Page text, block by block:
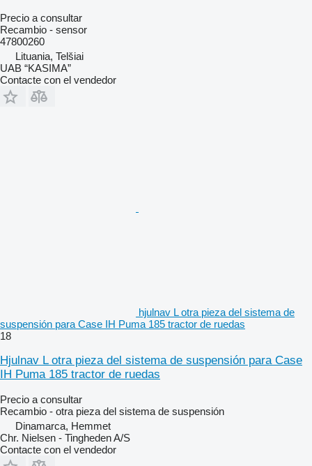
Precio a consultar
Recambio - sensor
47800260
Lituania, Telšiai
UAB “KASIMA”
Contacte con el vendedor
hjulnav L otra pieza del sistema de
suspensión para Case IH Puma 185 tractor de ruedas
18
Hjulnav L otra pieza del sistema de suspensión para Case
IH Puma 185 tractor de ruedas
Precio a consultar
Recambio - otra pieza del sistema de suspensión
Dinamarca, Hemmet
Chr. Nielsen - Tingheden A/S
Contacte con el vendedor